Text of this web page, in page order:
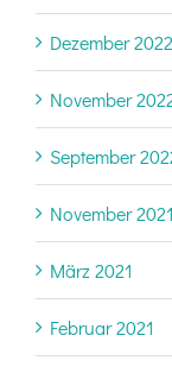
Dezember 2022
November
September
November 2021
März 2021
Februar 2021